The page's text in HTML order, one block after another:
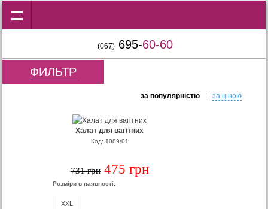
(067) 695-60-60
ФИЛЬТР
за популярнiстю| за цiною
Халат для вагітних
Код: 1089/01
731 грн 475 грн
Розміри в наявності:
XXL